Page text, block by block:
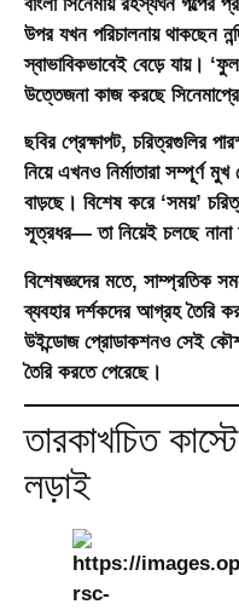
উপর যখন পরিচালনায় থাকছেন
স্বাভাবিকভাবেই বেড়ে যায়।
উত্তেজনা কাজ করছে
ছবির প্রেক্ষাপট, চরিত্রগুলির
নিয়ে এখনও নির্মাতারা
বাড়ছে। বিশেষ করে ‘সময়’
সূত্রধর— তা নিয়েই চলছে
বিশেষজ্ঞদের মতে, সাম্প্রতিক
ব্যবহার দর্শকদের আগ্রহ তৈরি
উইন্ডোজ প্রোডাকশনও সেই
তৈরি করতে পেরেছে।
তারকাখচিত
লড়াই